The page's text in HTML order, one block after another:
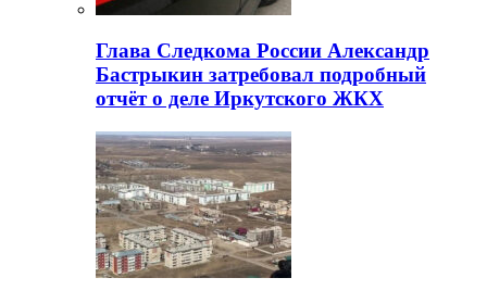
Глава Следкома России Александр
Бастрыкин затребовал подробный
отчёт о деле Иркутского ЖКХ